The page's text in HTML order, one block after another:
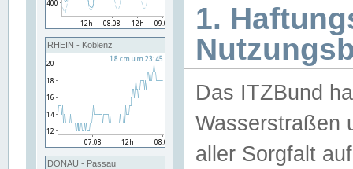
RHEIN - Koblenz
DONAU - Passau
1.
Das ITZBund
Wasserstraßen
aller Sorgfalt